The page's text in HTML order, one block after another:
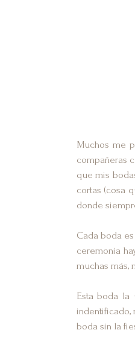
Muchos me
compañeras
que mis
cortas (cosa
donde
Cada boda
ceremonia
muchas más,
Esta boda la
indentificado,
boda sin la